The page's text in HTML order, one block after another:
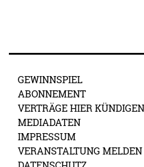
GEWINNSPIEL
ABONNEMENT
VERTRÄGE HIER KÜNDIGEN
MEDIADATEN
IMPRESSUM
VERANSTALTUNG MELDEN